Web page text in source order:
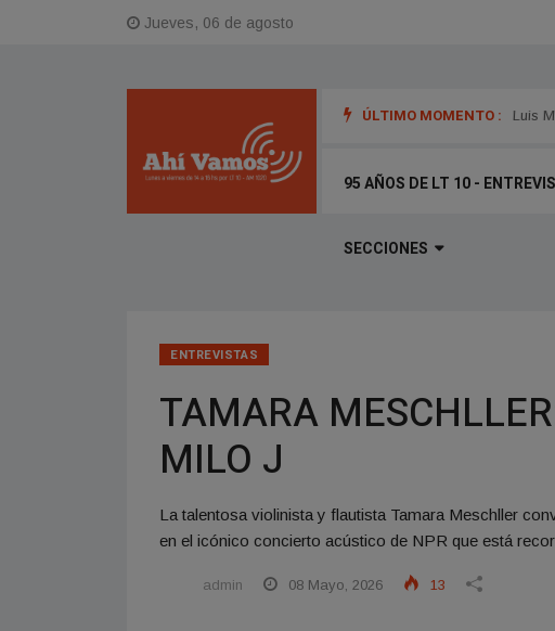
Jueves, 06 de agosto
ÚLTIMO MOMENTO : Luis
95 AÑOS DE LT 10 -
SECCIONES
ENTREVISTAS
TAMARA
MILO J
La talentosa violinista y flautista Tamara Meschller
en el icónico concierto acústico de NPR que está
admin 08 Mayo, 2026 13